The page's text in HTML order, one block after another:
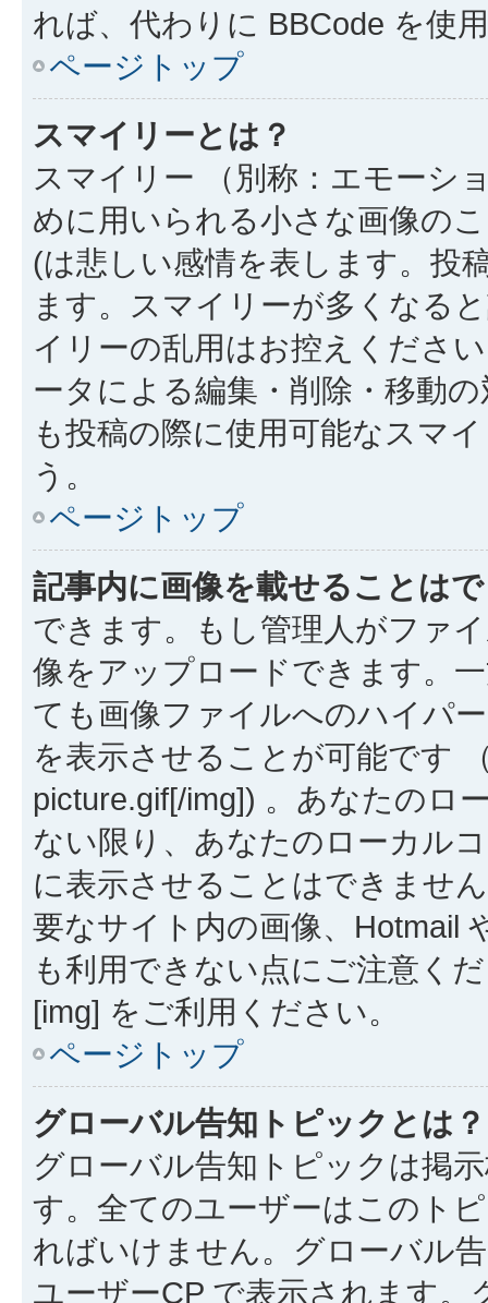
れば、代わりに BBCode を使
ページトップ
スマイリーとは？
スマイリー （別称：エモーシ
めに用いられる小さな画像の
(は悲しい感情を表します。投
ます。スマイリーが多くなる
イリーの乱用はお控えくださ
ータによる編集・削除・移動
も投稿の際に使用可能なスマ
う。
ページトップ
記事内に画像を載せることは
できます。もし管理人がファ
像をアップロードできます。
ても画像ファイルへのハイパ
を表示させることが可能です
picture.gif[/img]) 。あなたのロ
ない限り、あなたのローカル
に表示させることはできませ
要なサイト内の画像、Hotmail
も利用できない点にご注意く
[img] をご利用ください。
ページトップ
グローバル告知トピックとは？
グローバル告知トピックは掲
す。全てのユーザーはこのト
ればいけません。グローバル
ユーザーCP で表示されます